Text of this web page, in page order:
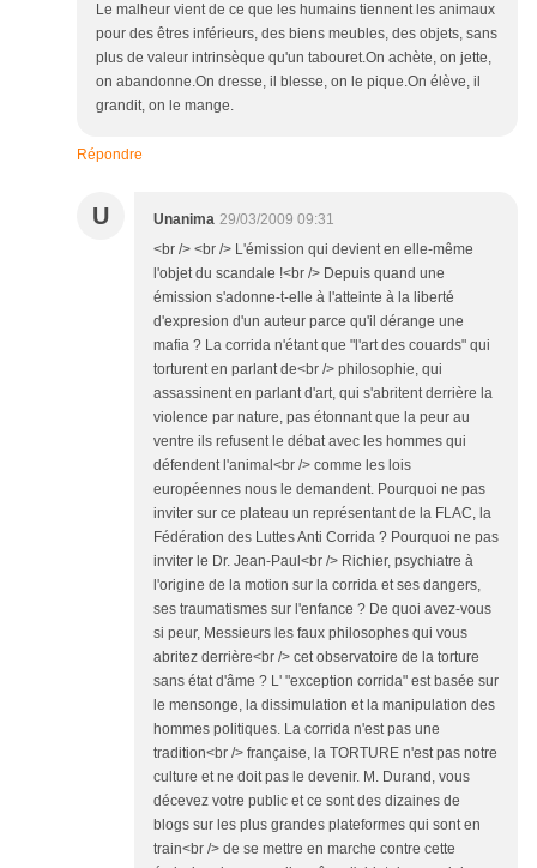
Le malheur vient de ce que les humains tiennent les animaux
pour des êtres inférieurs, des biens meubles, des objets, sans
plus de valeur intrinsèque qu'un tabouret.On achète, on jette,
on abandonne.On dresse, il blesse, on le pique.On élève, il
grandit, on le mange.
Répondre
U Unanima 29/03/2009 09:31
<br /> <br /> L'émission qui devient en elle-même
l'objet du scandale !<br /> Depuis quand une
émission s'adonne-t-elle à l'atteinte à la liberté
d'expresion d'un auteur parce qu'il dérange une
mafia ? La corrida n'étant que "l'art des couards" qui
torturent en parlant de<br /> philosophie, qui
assassinent en parlant d'art, qui s'abritent derrière la
violence par nature, pas étonnant que la peur au
ventre ils refusent le débat avec les hommes qui
défendent l'animal<br /> comme les lois
européennes nous le demandent. Pourquoi ne pas
inviter sur ce plateau un représentant de la FLAC, la
Fédération des Luttes Anti Corrida ? Pourquoi ne pas
inviter le Dr. Jean-Paul<br /> Richier, psychiatre à
l'origine de la motion sur la corrida et ses dangers,
ses traumatismes sur l'enfance ? De quoi avez-vous
si peur, Messieurs les faux philosophes qui vous
abritez derrière<br /> cet observatoire de la torture
sans état d'âme ? L' "exception corrida" est basée sur
le mensonge, la dissimulation et la manipulation des
hommes politiques. La corrida n'est pas une
tradition<br /> française, la TORTURE n'est pas notre
culture et ne doit pas le devenir. M. Durand, vous
décevez votre public et ce sont des dizaines de
blogs sur les plus grandes plateformes qui sont en
train<br /> de se mettre en marche contre cette